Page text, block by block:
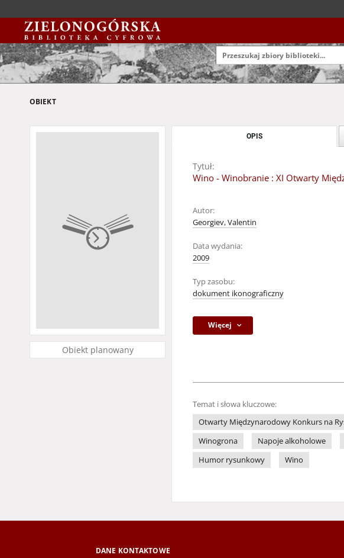
OBIEKT
Obiekt planowany
OPIS
Tytuł:
Wino - Winobranie : XI Otwarty
Autor:
Georgiev, Valentin
Data wydania:
2009
Typ zasobu:
dokument ikonograficzny
Więcej
Temat i słowa kluczowe:
Otwarty Międzynarodowy Konkurs na
Winogrona
Napoje alkoholowe
Humor rysunkowy
Wino
DANE KONTAKTOWE